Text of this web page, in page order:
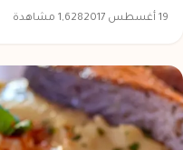
19 أغسطس 2017 1,628 مشاهدة